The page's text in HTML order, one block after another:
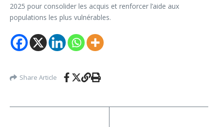
2025 pour consolider les acquis et renforcer l’aide aux
populations les plus vulnérables.
Share Article